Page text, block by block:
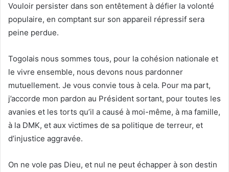
Vouloir persister dans son entêtement à défier la volonté
populaire, en comptant sur son appareil répressif sera
peine perdue.
Togolais nous sommes tous, pour la cohésion nationale et
le vivre ensemble, nous devons nous pardonner
mutuellement. Je vous convie tous à cela. Pour ma part,
j’accorde mon pardon au Président sortant, pour toutes les
avanies et les torts qu’il a causé à moi-même, à ma famille,
à la DMK, et aux victimes de sa politique de terreur, et
d’injustice aggravée.
On ne vole pas Dieu, et nul ne peut échapper à son destin